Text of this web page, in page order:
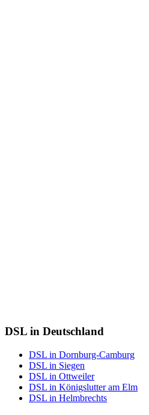
DSL in Deutschland
DSL in Dornburg-Camburg
DSL in Siegen
DSL in Ottweiler
DSL in Königslutter am Elm
DSL in Helmbrechts